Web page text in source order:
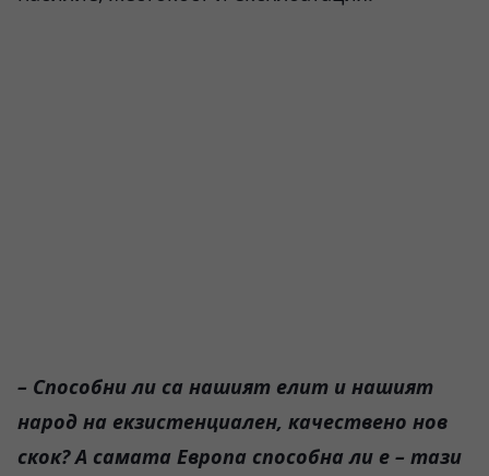
– Способни ли са нашият елит и нашият
народ на екзистенциален, качествено нов
скок? А самата Европа способна ли е – тази